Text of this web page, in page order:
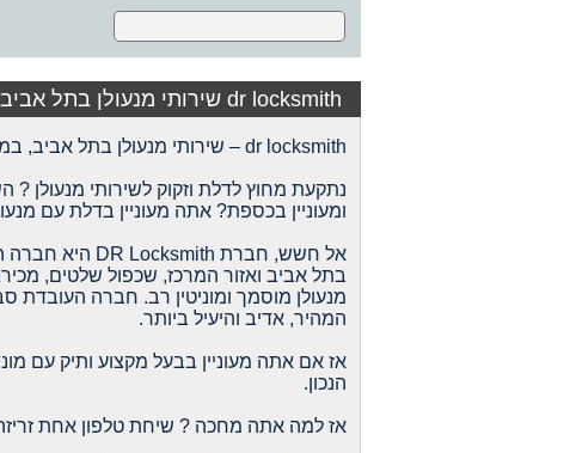
dr locksmith שירותי מנעולן בתל אביב והמרכז 24 שעות
dr locksmith – שירותי מנעולן בתל אביב, במרכז ושאר חלקי הארץ.
נתקעת מחוץ לדלת וזקוק לשירותי
ומעוניין בכספת? אתה מעוניין בדלת עם
אל חשש, חברת DR Locksmith היא חברה המתמחה בשירותי שירותי מנעולן / פורץ מנעולים
בתל אביב ואזור המרכז, שכפול שלטים,
מנעולן מוסמך ומוניטין רב. חברה העובדת
המהיר, אדיב והיעיל ביותר.
הנכון.
אז למה אתה מחכה ? שיחת טלפון אחת